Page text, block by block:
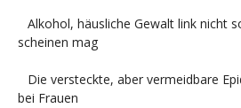
Alkohol, häusliche Gewalt link nicht
scheinen mag
Die versteckte, aber vermeidbare
bei Frauen